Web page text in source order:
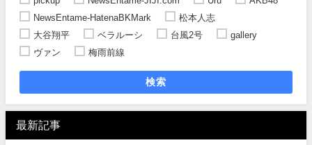
NewsEntame-HatenaBKMark
松本人志
大谷翔平
ベラルーシ 台風2号
gallery
ヴァン
梅雨前線
検索
最新記事